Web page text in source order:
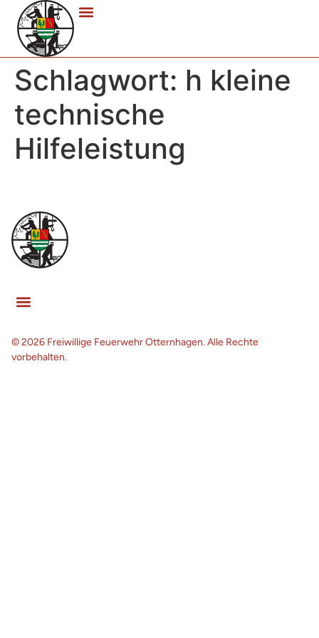
Schlagwort: h kleine
technische
Hilfeleistung
© 2026 Freiwillige Feuerwehr Otternhagen. Alle Rechte
vorbehalten.